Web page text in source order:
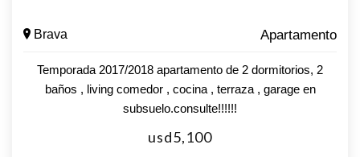
Brava Apartamento
Temporada 2017/2018 apartamento de 2 dormitorios, 2
baños , living comedor , cocina , terraza , garage en
subsuelo.consulte!!!!!!
usd5,100